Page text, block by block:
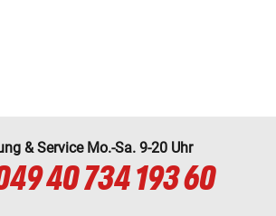
& Service Mo.-Sa. 9-20 Uhr
40 734 193 60